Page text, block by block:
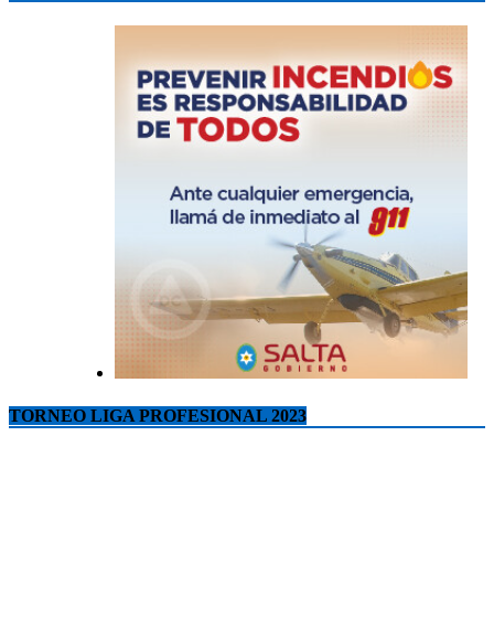
TORNEO LIGA PROFESIONAL 2023